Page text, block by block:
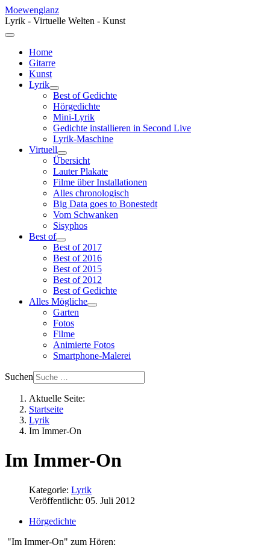
Moewenglanz
Lyrik - Virtuelle Welten - Kunst
Home
Gitarre
Kunst
Lyrik
Best of Gedichte
Hörgedichte
Mini-Lyrik
Gedichte installieren in Second Live
Lyrik-Maschine
Virtuell
Übersicht
Lauter Plakate
Filme über Installationen
Alles chronologisch
Big Data goes to Bonestedt
Vom Schwanken
Sisyphos
Best of
Best of 2017
Best of 2016
Best of 2015
Best of 2012
Best of Gedichte
Alles Mögliche
Garten
Fotos
Filme
Animierte Fotos
Smartphone-Malerei
Suchen
Aktuelle Seite:
Startseite
Lyrik
Im Immer-On
Im Immer-On
Kategorie: Lyrik
Veröffentlicht: 05. Juli 2012
Hörgedichte
"Im Immer-On" zum Hören: